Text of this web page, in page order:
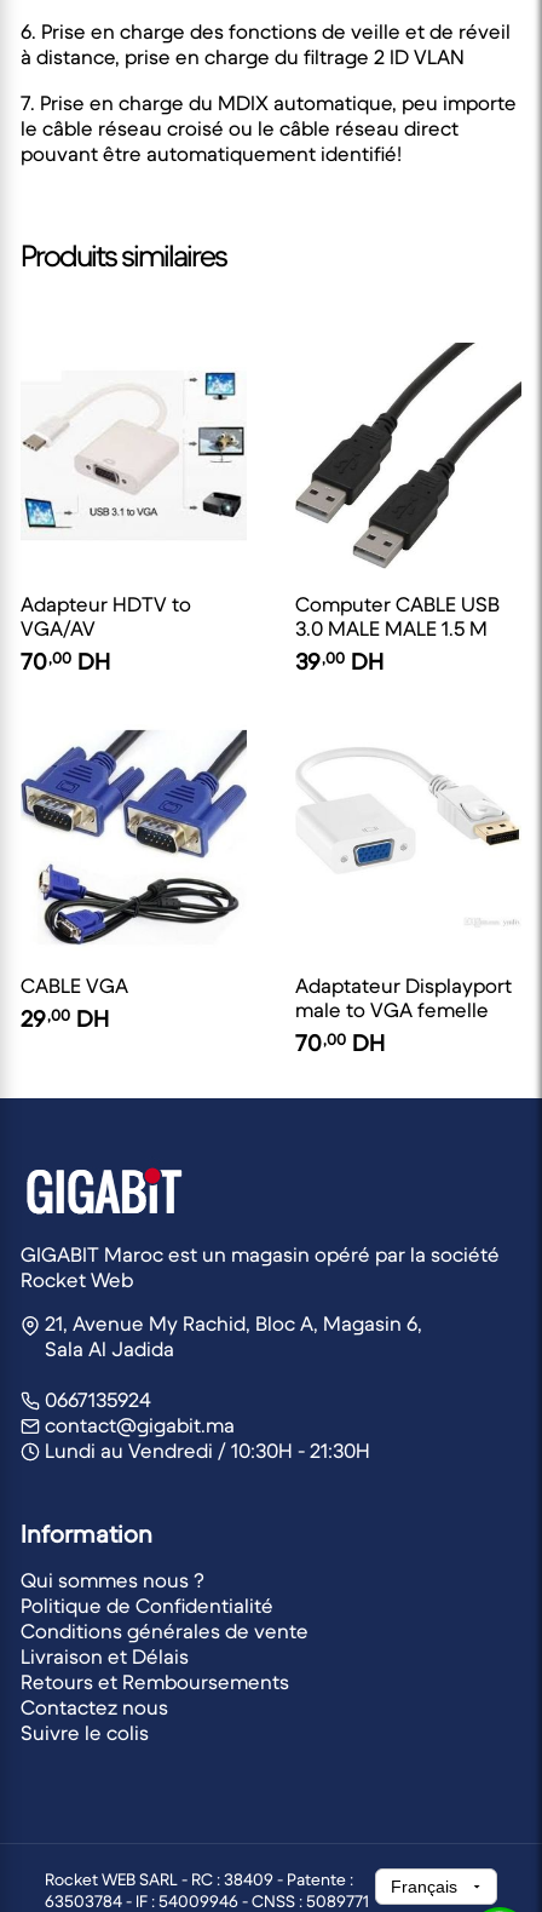
6. Prise en charge des fonctions de veille et de réveil
à distance, prise en charge du filtrage 2 ID VLAN
7. Prise en charge du MDIX automatique, peu importe
le câble réseau croisé ou le câble réseau direct
pouvant être automatiquement identifié!
Produits similaires
Adapteur HDTV to
VGA/AV
70,00 DH
Computer CABLE USB
3.0 MALE MALE 1.5 M
39,00 DH
CABLE VGA
29,00 DH
Adaptateur Displayport
male to VGA femelle
70,00 DH
GIGABIT Maroc est un magasin opéré par la société
Rocket Web
21, Avenue My Rachid, Bloc A, Magasin 6,
Sala Al Jadida
0667135924
contact@gigabit.ma
Lundi au Vendredi / 10:30H - 21:30H
Information
Qui sommes nous ?
Politique de Confidentialité
Conditions générales de vente
Livraison et Délais
Retours et Remboursements
Contactez nous
Suivre le colis
Rocket WEB SARL - RC : 38409 - Patente :
63503784 - IF : 54009946 - CNSS : 5089771